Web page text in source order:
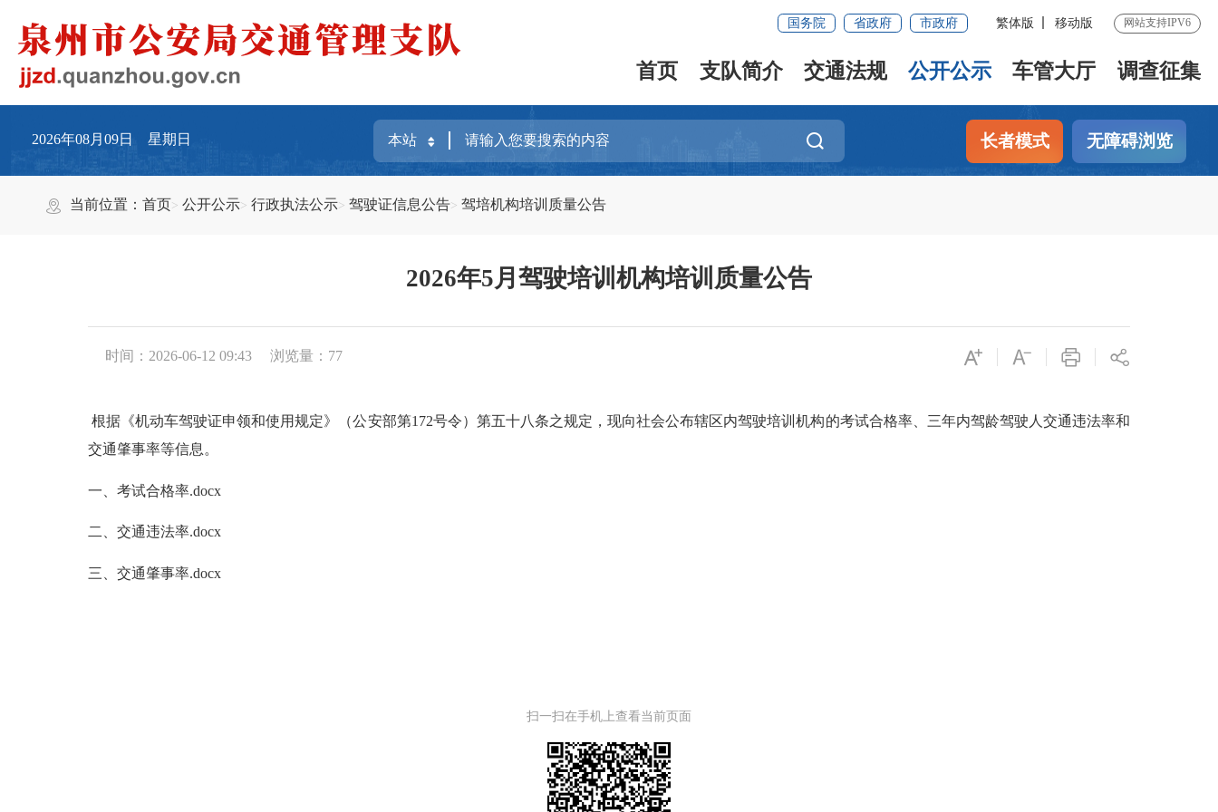
国务院 省政府 市政府 繁体版 移动版 网站支持IPV6
首页 支队简介 交通法规 公开公示 车管大厅 调查征集
2026年08月09日 星期日 长者模式 无障碍浏览
当前位置：首页 公开公示 行政执法公示 驾驶证信息公告 驾培机构培训质量公告
2026年5月驾驶培训机构培训质量公告
时间：2026-06-12 09:43 浏览量： 77
根据《机动车驾驶证申领和使用规定》（公安部第172号令）第五十八条之规定，现向社会公布辖区内驾驶培训机构的考试合格率、三年内驾龄驾驶人交通违法率和
交通肇事率等信息。
一、考试合格率.docx
二、交通违法率.docx
三、交通肇事率.docx
扫一扫在手机上查看当前页面